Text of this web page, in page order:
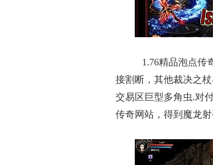
1.76精品泡点传
接割断，其他裁决之
交易区巨型多角虫.对
传奇网站，得到魔龙